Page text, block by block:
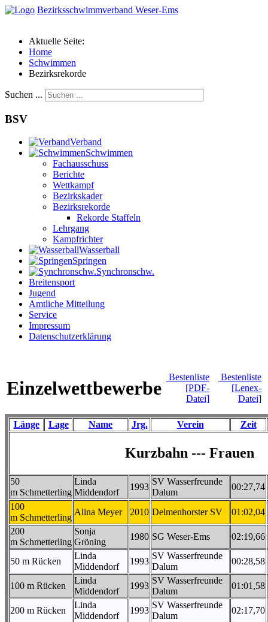
Bezirksschwimmverband Weser-Ems
Aktuelle Seite:
Home
Schwimmen
Bezirksrekorde
Suchen ...
BSV
Verband
Schwimmen
Fachausschuss
Berichte
Wettkampf
Bezirkskader
Bezirksrekorde
Rekorde Staffeln
Lehrgang
Kampfrichter
Wasserball
Springen
Synchronschw.
Breitensport
Jugend
Amtliche Mitteilung
Service
Impressum
Datenschutzerklärung
Einzelwettbewerbe
Bestenliste
[PDF-
Datei]
Bestenliste
[Lenex-
Datei]
Länge Lage Name Jrg. Verein Zeit
Kurzbahn --- Frauen
50
m Schmetterling
Linda
Middendorf
1993
SV Wasserfreunde
Dalum
00:27,74
100
m Schmetterling
Alina Meyer 2010 Delmenhorster SV
01:02,04
200
m Schmetterling
Sonja
Gröning
1980 SG Weser-Ems 02:19,66
50 m Rücken
Linda
Middendorf
1993
SV Wasserfreunde
Dalum
00:28,58
100 m Rücken
Linda
Middendorf
1993
SV Wasserfreunde
Dalum
01:01,58
200 m Rücken
Linda
Middendorf
1993
SV Wasserfreunde
Dalum
02:17,70